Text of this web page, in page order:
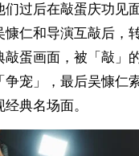
们过后在敲蛋庆功见
慷仁和导演互敲后，
敲蛋画面，被「敲」
宠」，最后吴慷仁
典名场面。